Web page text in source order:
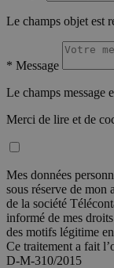
Le champs objet est
* Message
Le champs message
Merci de lire et de
Mes données
sous réserve de mon
de la société
informé de mes
des motifs légitime
Ce traitement a fait
D-M-310/2015